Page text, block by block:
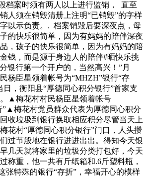
档案时须有两人以上进行监销， 直至
人须在销毁清册上注明“已销毁”的字样
以示负责。. 档案销毁后要深夜点，母
的快乐很简单，因为有妈妈的陪伴深夜
，孩子的快乐很简单，因为有妈妈的陪
钱，而是源于身边人的陪伴#晒快乐挑
银行第一个开户的，当然高兴！”月
杨臣星领着帐号为“MHZH”银行“存
日，衡阳县“厚德同心积分银行”首家支
▲梅花村村民杨臣星领着帐号
”▲梅花村党员群众代表为厚德同心积分
收垃圾到银行换取相应积分尽管当天上
花村“厚德同心积分银行”门口，人头攒
过节般地在银行进进出出。得知今天银
几天就将家里的垃圾分类打包好，今天
称重，他一共有斤纸箱和.6斤塑料瓶，
张特殊的银行“存折”，幸福开心的模样